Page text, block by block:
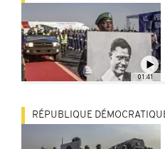
01:41
RÉPUBLIQUE